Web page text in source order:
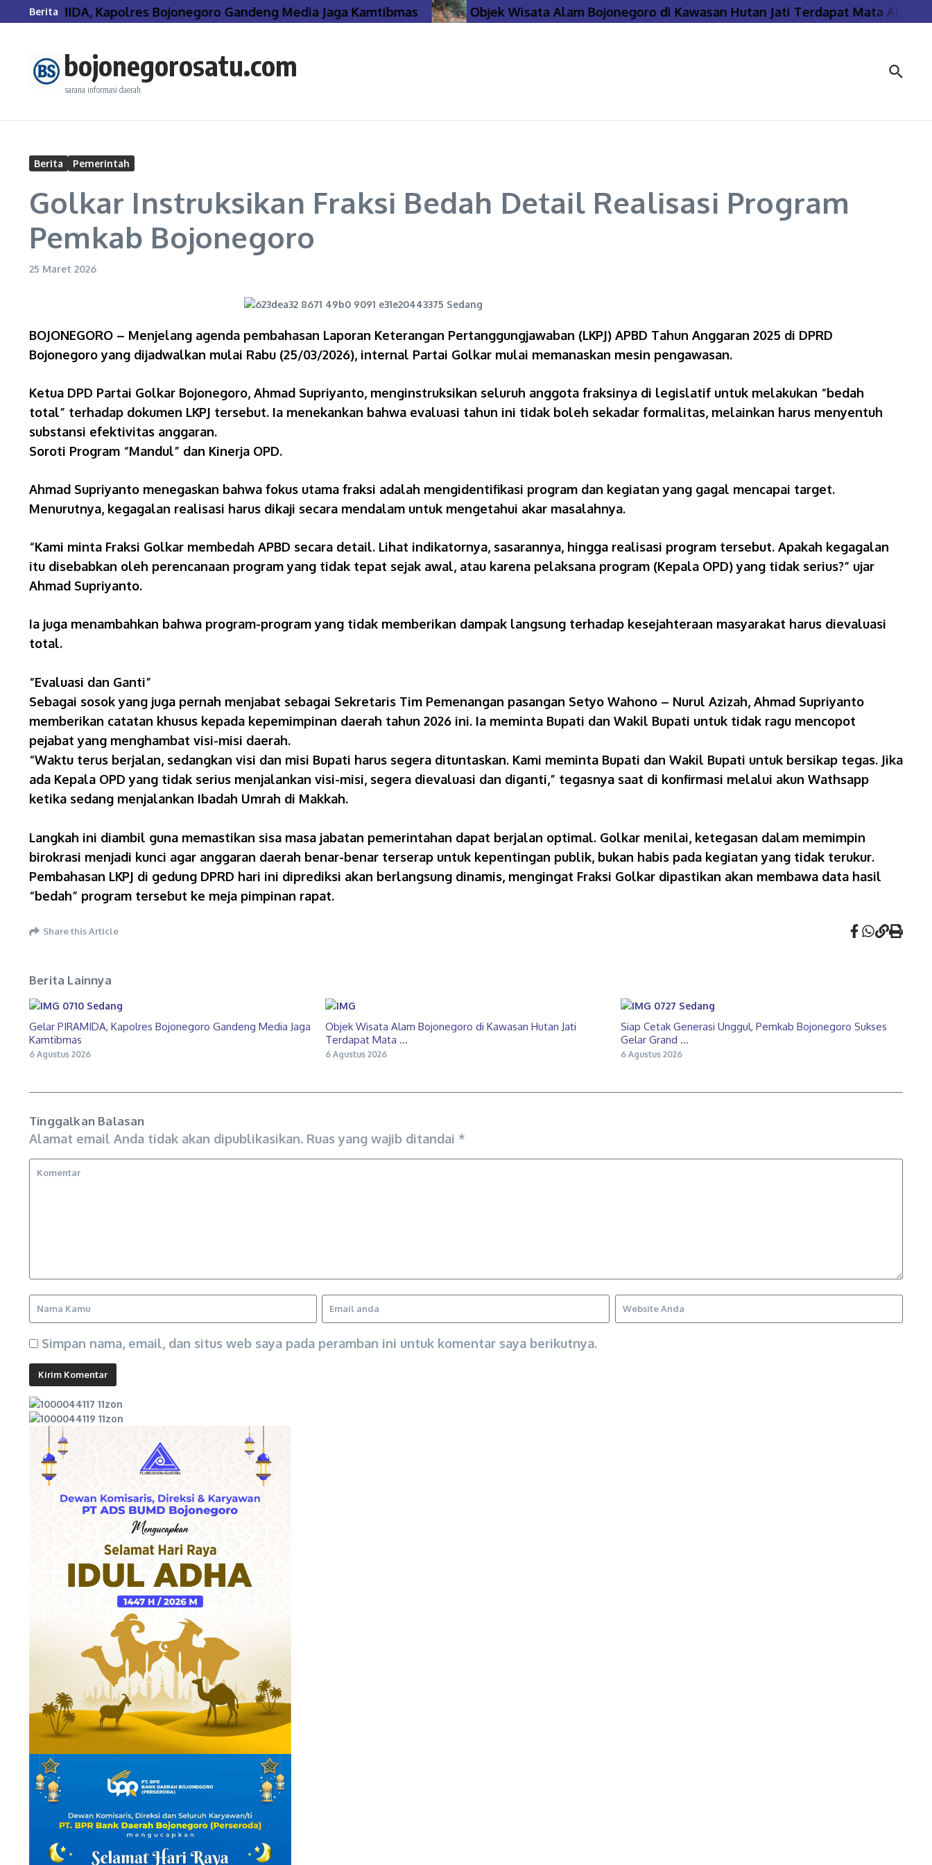
Lewati ke konten
Berita
PIRAMIDA, Kapolres Bojonegoro Gandeng Media Jaga Kamtibmas Objek Wisata Alam Bojonegoro di Kawasan Hutan Jati Terdapat Mata Air Panas
bojonegorosatu.com
sarana informasi daerah
Berita Pemerintah
Golkar Instruksikan Fraksi Bedah Detail Realisasi Program
Pemkab Bojonegoro
25 Maret 2026
BOJONEGORO – Menjelang agenda pembahasan Laporan Keterangan Pertanggungjawaban (LKPJ) APBD Tahun Anggaran 2025 di DPRD
Bojonegoro yang dijadwalkan mulai Rabu (25/03/2026), internal Partai Golkar mulai memanaskan mesin pengawasan.
​Ketua DPD Partai Golkar Bojonegoro, Ahmad Supriyanto, menginstruksikan seluruh anggota fraksinya di legislatif untuk melakukan “bedah
total” terhadap dokumen LKPJ tersebut. Ia menekankan bahwa evaluasi tahun ini tidak boleh sekadar formalitas, melainkan harus menyentuh
substansi efektivitas anggaran.
​Soroti Program “Mandul” dan Kinerja OPD.
​Ahmad Supriyanto menegaskan bahwa fokus utama fraksi adalah mengidentifikasi program dan kegiatan yang gagal mencapai target.
Menurutnya, kegagalan realisasi harus dikaji secara mendalam untuk mengetahui akar masalahnya.
​“Kami minta Fraksi Golkar membedah APBD secara detail. Lihat indikatornya, sasarannya, hingga realisasi program tersebut. Apakah kegagalan
itu disebabkan oleh perencanaan program yang tidak tepat sejak awal, atau karena pelaksana program (Kepala OPD) yang tidak serius?” ujar
Ahmad Supriyanto.
​Ia juga menambahkan bahwa program-program yang tidak memberikan dampak langsung terhadap kesejahteraan masyarakat harus dievaluasi
total.
“Evaluasi dan Ganti”
​Sebagai sosok yang juga pernah menjabat sebagai Sekretaris Tim Pemenangan pasangan Setyo Wahono – Nurul Azizah, Ahmad Supriyanto
memberikan catatan khusus kepada kepemimpinan daerah tahun 2026 ini. Ia meminta Bupati dan Wakil Bupati untuk tidak ragu mencopot
pejabat yang menghambat visi-misi daerah.
​“Waktu terus berjalan, sedangkan visi dan misi Bupati harus segera dituntaskan. Kami meminta Bupati dan Wakil Bupati untuk bersikap tegas. Jika
ada Kepala OPD yang tidak serius menjalankan visi-misi, segera dievaluasi dan diganti,” tegasnya saat di konfirmasi melalui akun Wathsapp
ketika sedang menjalankan Ibadah Umrah di Makkah.
​Langkah ini diambil guna memastikan sisa masa jabatan pemerintahan dapat berjalan optimal. Golkar menilai, ketegasan dalam memimpin
birokrasi menjadi kunci agar anggaran daerah benar-benar terserap untuk kepentingan publik, bukan habis pada kegiatan yang tidak terukur.
​Pembahasan LKPJ di gedung DPRD hari ini diprediksi akan berlangsung dinamis, mengingat Fraksi Golkar dipastikan akan membawa data hasil
“bedah” program tersebut ke meja pimpinan rapat.
Share this Article
Berita Lainnya
Gelar PIRAMIDA, Kapolres Bojonegoro Gandeng Media Jaga
Kamtibmas
6 Agustus 2026
Objek Wisata Alam Bojonegoro di Kawasan Hutan Jati
Terdapat Mata ...
6 Agustus 2026
Siap Cetak Generasi Unggul, Pemkab Bojonegoro Sukses
Gelar Grand ...
6 Agustus 2026
Tinggalkan Balasan
Alamat email Anda tidak akan dipublikasikan. Ruas yang wajib ditandai *
Simpan nama, email, dan situs web saya pada peramban ini untuk komentar saya berikutnya.